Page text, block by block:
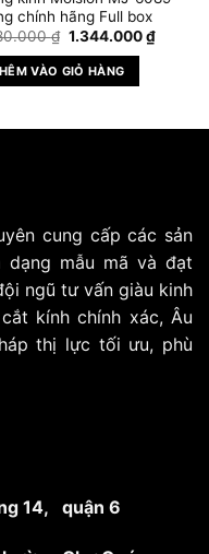
chính hãng Full box
₫ Giá
là:
1.680.000 ₫.
1.344.000₫Giá
hiện
VÀO GIỎ HÀNG
cung cấp các sản
dạng mẫu mã và đạt
ngũ tư vấn giàu kinh
kính chính xác, Âu
thị lực tối ưu, phù
14, quận 6